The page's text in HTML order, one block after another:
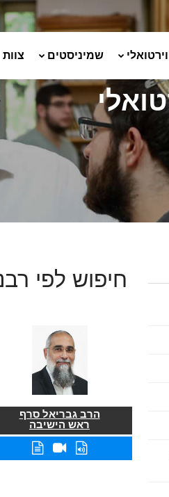
שמיניסטים צוות
חיפוש לפי
הרב גבריאל סרף
ראש הישיבה